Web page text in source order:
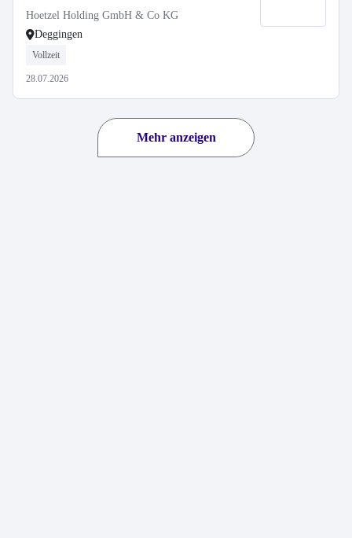
Hoetzel Holding GmbH & Co KG
Deggingen
Vollzeit
28.07.2026
Mehr anzeigen